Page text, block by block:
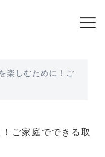
楽しむために！ご
ご家庭でできる取